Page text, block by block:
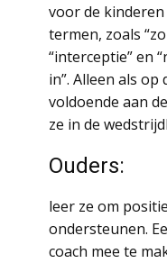
voor de
termen, zoals
“interceptie” en
in”. Alleen als
voldoende aan
ze in de
Ouders:
leer ze om
ondersteunen.
coach mee te